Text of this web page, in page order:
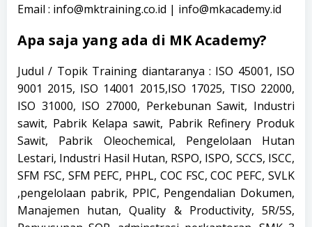
Email : info@mktraining.co.id | info@mkacademy.id
Apa saja yang ada di MK Academy?
Judul / Topik Training diantaranya : ISO 45001, ISO
9001 2015, ISO 14001 2015,ISO 17025, TISO 22000,
ISO 31000, ISO 27000, Perkebunan Sawit, Industri
sawit, Pabrik Kelapa sawit, Pabrik Refinery Produk
Sawit, Pabrik Oleochemical, Pengelolaan Hutan
Lestari, Industri Hasil Hutan, RSPO, ISPO, SCCS, ISCC,
SFM FSC, SFM PEFC, PHPL, COC FSC, COC PEFC, SVLK
,pengelolaan pabrik, PPIC, Pengendalian Dokumen,
Manajemen hutan, Quality & Productivity, 5R/5S,